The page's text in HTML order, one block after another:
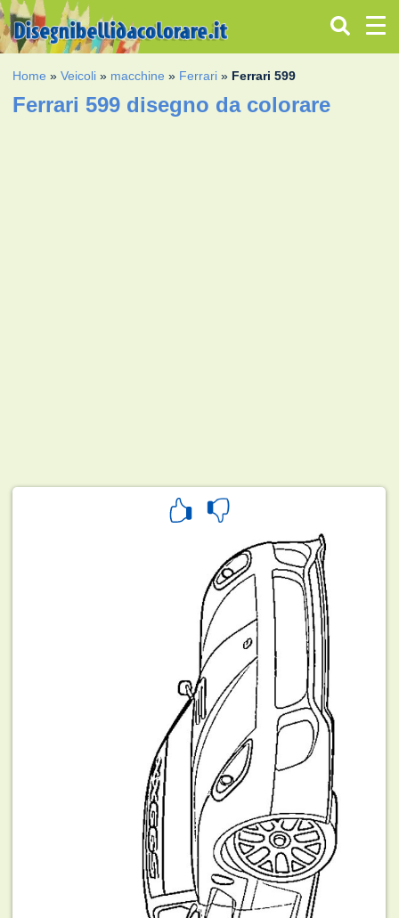
Home »Veicoli » macchine » Ferrari » Ferrari 599
Ferrari 599 disegno da colorare